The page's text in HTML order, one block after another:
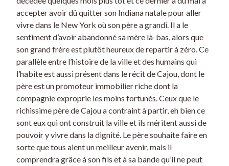
accepter avoir dû quitter son Indiana natale pour aller
vivre dans le New York où son père a grandi. Il a le
sentiment d’avoir abandonné sa mère là-bas, alors que
son grand frère est plutôt heureux de repartir à zéro. Ce
parallèle entre l’histoire de la ville et des humains qui
l’habite est aussi présent dans le récit de Cajou, dont le
père est un promoteur immobilier riche dont la
compagnie exproprie les moins fortunés. Ceux que le
richissime père de Cajou a contraint à partir, eh bien ce
sont eux qui ont construit la ville et ils méritent aussi de
pouvoir y vivre dans la dignité. Le père souhaite faire en
sorte que tous aient un meilleur avenir, mais il
comprendra grâce à son fils et à sa bande qu’il ne peut